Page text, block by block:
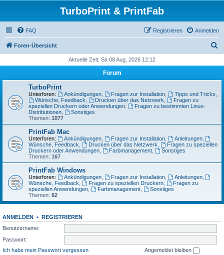
TurboPrint & PrintFab
FAQ Anmelden
Registrieren
Foren-Übersicht
h
Aktuelle Zeit: Sa 08 Aug, 2026 12:12
Forum
TurboPrint
Unterforen: Ankündigungen, Fragen zur Installation, Tipps und Tricks
Wünsche, Feedback
Drucken über das Netzwerk
Fragen zu
speziellen Druckern oder Anwendungen
Fragen zu bestimmten Linux-
Distributionen
Sonstiges
Themen: 1077
PrintFab Mac
Unterforen: Ankündigungen, Fragen zur Installation, Anleitungen,
Wünsche, Feedback
Drucken über das Netzwerk
Fragen zu speziellen
Druckern oder Anwendungen
Farbmanagement,
Sonstiges
Themen: 167
PrintFab Windows
Unterforen: Ankündigungen, Fragen zur Installation, Anleitungen,
Wünsche, Feedback
Fragen zu speziellen Druckern,
Fragen zu
speziellen Anwendungen
Farbmanagement,
Sonstiges
Themen: 82
ANMELDEN • REGISTRIEREN
Benutzername:
Passwort:
Ich habe mein Passwort vergessen
Angemeldet bleiben